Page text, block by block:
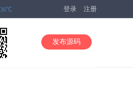
登录 注册
发布源码